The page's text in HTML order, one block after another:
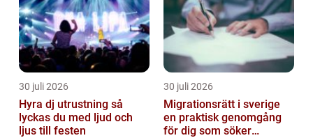
30 juli 2026
Hyra dj utrustning så
lyckas du med ljud och
ljus till festen
30 juli 2026
Migrationsrätt i sverige
en praktisk genomgång
för dig som söker